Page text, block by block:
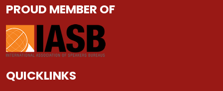
PROUD MEMBER OF
QUICKLINKS